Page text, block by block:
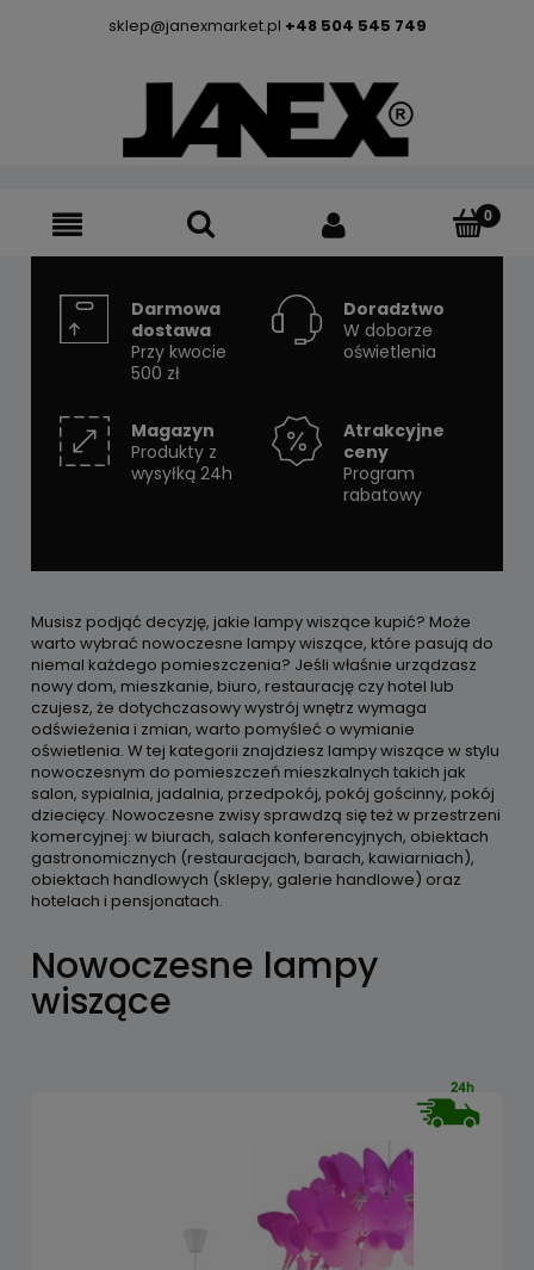
sklep@janexmarket.pl +48 504 545 749
Darmowa
dostawa
Przy kwocie
500 zł
Doradztwo
W doborze
oświetlenia
Magazyn
Produkty z
wysyłką 24h
Atrakcyjne
ceny
Program
rabatowy
Musisz podjąć decyzję, jakie lampy wiszące kupić? Może
warto wybrać nowoczesne lampy wiszące, które pasują do
niemal każdego pomieszczenia? Jeśli właśnie urządzasz
nowy dom, mieszkanie, biuro, restaurację czy hotel lub
czujesz, że dotychczasowy wystrój wnętrz wymaga
odświeżenia i zmian, warto pomyśleć o wymianie
oświetlenia. W tej kategorii znajdziesz lampy wiszące w stylu
nowoczesnym do pomieszczeń mieszkalnych takich jak
salon, sypialnia, jadalnia, przedpokój, pokój gościnny, pokój
dziecięcy. Nowoczesne zwisy sprawdzą się też w przestrzeni
komercyjnej: w biurach, salach konferencyjnych, obiektach
gastronomicznych (restauracjach, barach, kawiarniach),
obiektach handlowych (sklepy, galerie handlowe) oraz
hotelach i pensjonatach.
Nowoczesne lampy
wiszące